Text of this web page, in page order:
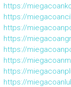
https://
https://
https://
https://
https://
https://
https://
https://